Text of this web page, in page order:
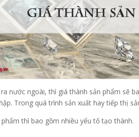
nước ngoài, thì giá thành sản phẩm sẽ
Trong quá trình sản xuất hay tiếp thị
thì bao gồm nhiều yếu tố tạo thành.